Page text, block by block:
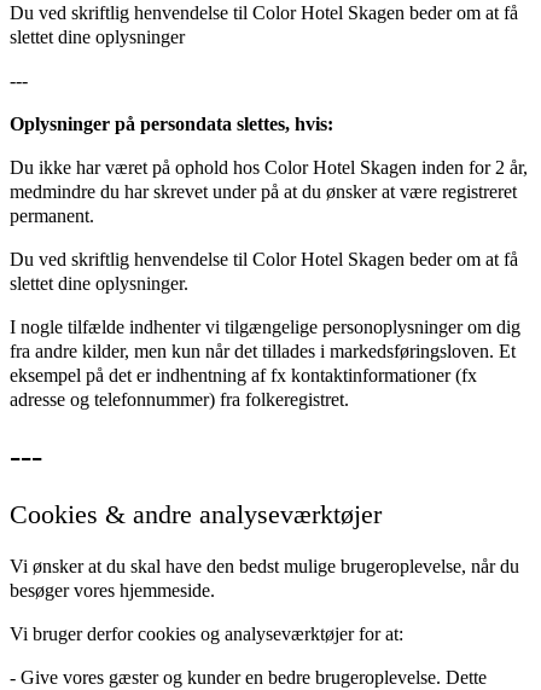
Du ved skriftlig henvendelse til Color Hotel Skagen beder om at få
slettet dine oplysninger
---
Oplysninger på persondata slettes, hvis:
Du ikke har været på ophold hos Color Hotel Skagen inden for 2 år,
medmindre du har skrevet under på at du ønsker at være registreret
permanent.
Du ved skriftlig henvendelse til Color Hotel Skagen beder om at få
slettet dine oplysninger.
I nogle tilfælde indhenter vi tilgængelige personoplysninger om dig
fra andre kilder, men kun når det tillades i markedsføringsloven. Et
eksempel på det er indhentning af fx kontaktinformationer (fx
adresse og telefonnummer) fra folkeregistret.
---
Cookies & andre analyseværktøjer
Vi ønsker at du skal have den bedst mulige brugeroplevelse, når du
besøger vores hjemmeside.
Vi bruger derfor cookies og analyseværktøjer for at:
- Give vores gæster og kunder en bedre brugeroplevelse. Dette